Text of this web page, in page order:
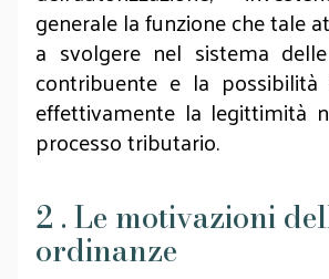
generale la funzione che tale
a svolgere nel sistema
contribuente e la possibilità
effettivamente la legittimità
processo tributario.
2 . Le motivazioni
ordinanze